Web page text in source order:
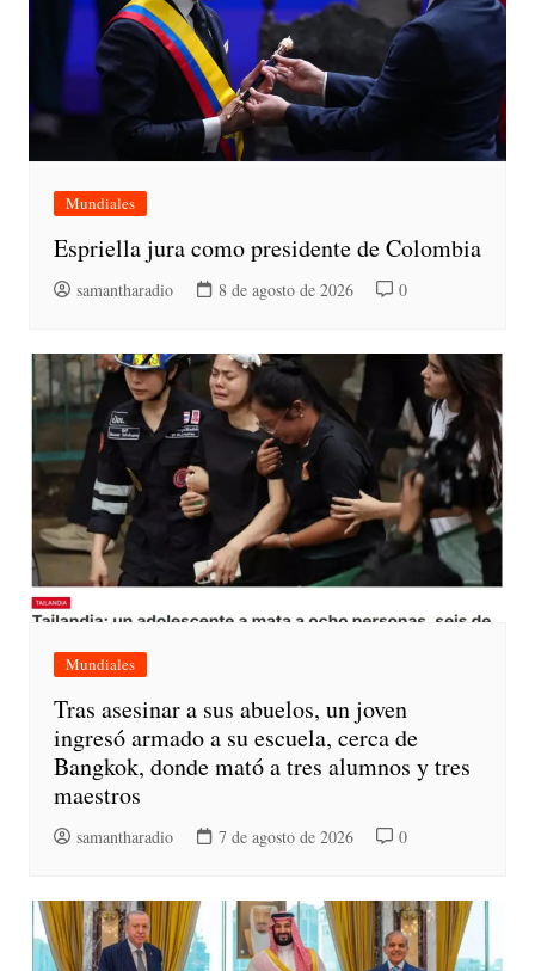
Mundiales
Espriella jura como presidente de Colombia
samantharadio 8 de agosto de 2026 0
Mundiales
Tras asesinar a sus abuelos, un joven
ingresó armado a su escuela, cerca de
Bangkok, donde mató a tres alumnos y tres
maestros
samantharadio 7 de agosto de 2026 0